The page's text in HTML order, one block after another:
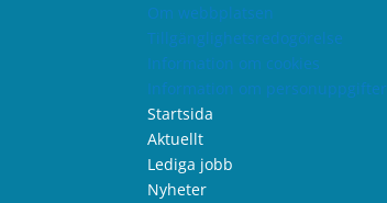
Om webbplatsen
Tillgänglighetsredogörelse
Information om cookies
Information om personuppgifter
Startsida
Aktuellt
Lediga jobb
Nyheter